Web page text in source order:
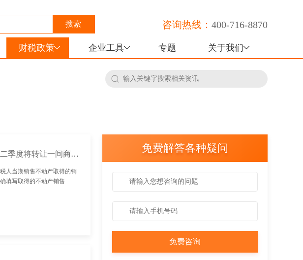
咨询热线： 400-716-8870
财税政策 企业工具 专题 关于我们
我公司是按季申报的增值税小规模纳税人，预计二季度将转让一间商铺，剔除转让商铺的销售额后，季度销售额将在45万元以下，全部开具普通发票，按规定我公司可以享受免征增值税政策，请问，在申报时我公司应注意什么？
人当期销售不动产取得的销
填写取得的不动产销售
免费解答各种疑问